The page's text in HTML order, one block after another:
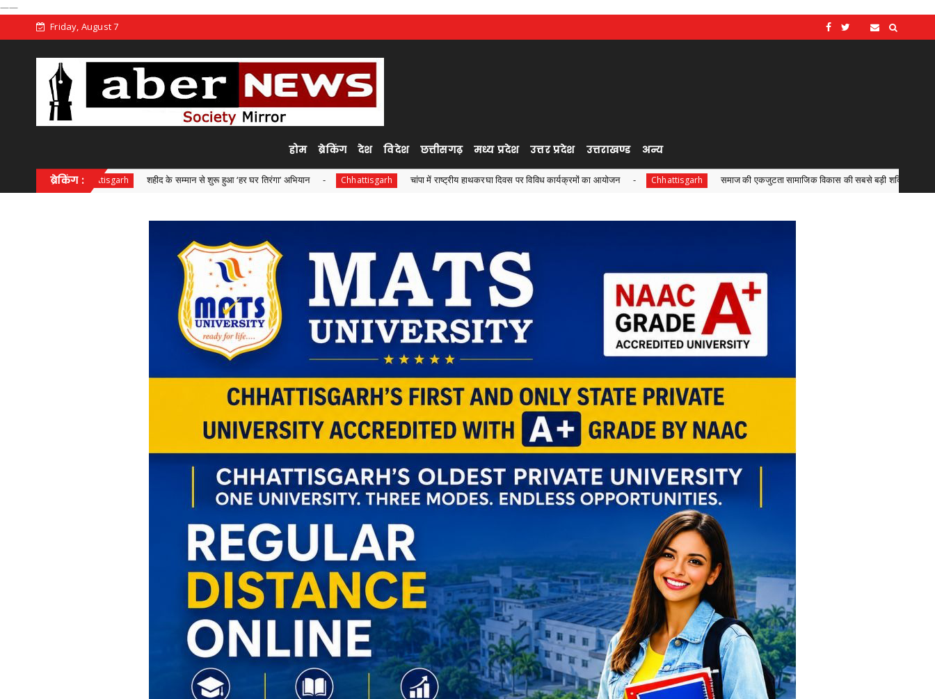
——
Friday, August 7
होम ब्रेकिंग देश विदेश छत्तीसगढ़ मध्य प्रदेश उत्तर प्रदेश उत्तराखण्ड अन्य
ब्रेकिंग :
Chhattisgarh शहीद के सम्मान से शुरू हुआ ‘हर घर तिरंगा’ अभियान Chhattisgarh चांपा में राष्ट्रीय हाथकरघा दिवस पर विविध कार्यक्रमों का आयोजन Chhattisgarh समाज की एकजुटता सामाजिक विकास की सबसे बड़ी शक्तिरू श्री राजेश अग्रवाल